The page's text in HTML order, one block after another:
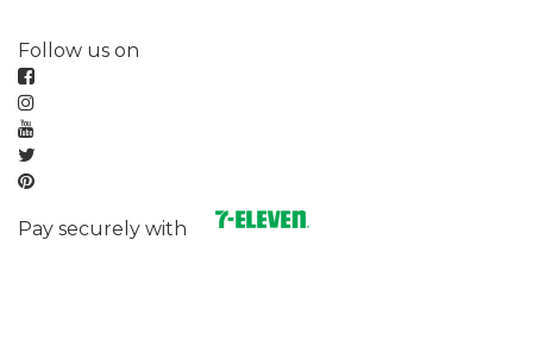
Follow us on
Pay securely with